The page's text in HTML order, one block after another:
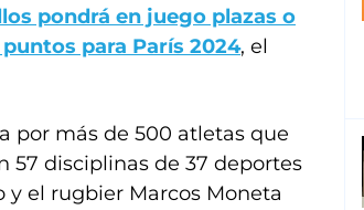
pondrá en juego plazas o
para París 2024, el
por más de 500 atletas que
57 disciplinas de 37 deportes
el rugbier Marcos Moneta